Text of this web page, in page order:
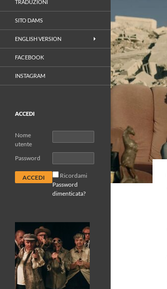
TRADUZIONI
SITO DAMS
ENGLISH VERSION
FACEBOOK
INSTAGRAM
ACCEDI
Nome
utente
Password
Ricordami
Password
dimenticata?